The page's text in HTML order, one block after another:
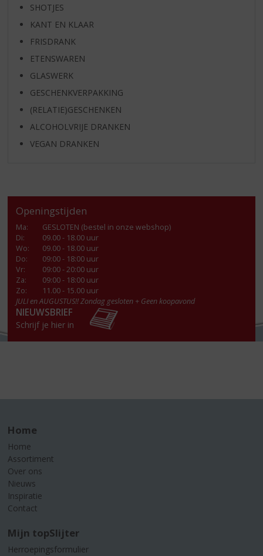
SHOTJES
KANT EN KLAAR
FRISDRANK
ETENSWAREN
GLASWERK
GESCHENKVERPAKKING
(RELATIE)GESCHENKEN
ALCOHOLVRIJE DRANKEN
VEGAN DRANKEN
Openingstijden
Ma:
GESLOTEN (bestel in onze webshop)
Di:
09.00 - 18.00 uur
Wo:
09.00 - 18.00 uur
Do:
09:00 - 18:00 uur
Vr:
09:00 - 20:00 uur
Za:
09:00 - 18:00 uur
Zo:
11.00 - 15.00 uur
JULI en AUGUSTUS!! Zondag gesloten + Geen koopavond
NIEUWSBRIEF
Schrijf je hier in
Home
Home
Assortiment
Over ons
Nieuws
Inspiratie
Contact
Mijn topSlijter
Herroepingsformulier